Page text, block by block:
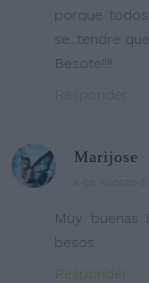
porque
se...tendre
Besote!!!!
Responder
Marijose
Muy buenas
besos
Responder